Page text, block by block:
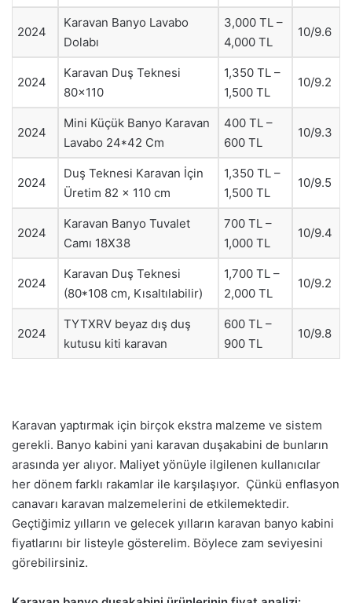
2024
Karavan Banyo Lavabo
Dolabı
3,000 TL –
4,000 TL
10/9.6
2024
Karavan Duş Teknesi
80×110
1,350 TL –
1,500 TL
10/9.2
2024
Mini Küçük Banyo Karavan
Lavabo 24*42 Cm
400 TL –
600 TL
10/9.3
2024
Duş Teknesi Karavan İçin
Üretim 82 x 110 cm
1,350 TL –
1,500 TL
10/9.5
2024
Karavan Banyo Tuvalet
Camı 18X38
700 TL –
1,000 TL
10/9.4
2024
Karavan Duş Teknesi
(80*108 cm, Kısaltılabilir)
1,700 TL –
2,000 TL
10/9.2
2024
TYTXRV beyaz dış duş
kutusu kiti karavan
600 TL –
900 TL
10/9.8
Karavan yaptırmak için birçok ekstra malzeme ve sistem
gerekli. Banyo kabini yani karavan duşakabini de bunların
arasında yer alıyor. Maliyet yönüyle ilgilenen kullanıcılar
her dönem farklı rakamlar ile karşılaşıyor. Çünkü enflasyon
canavarı karavan malzemelerini de etkilemektedir.
Geçtiğimiz yılların ve gelecek yılların karavan banyo kabini
fiyatlarını bir listeyle gösterelim. Böylece zam seviyesini
görebilirsiniz.